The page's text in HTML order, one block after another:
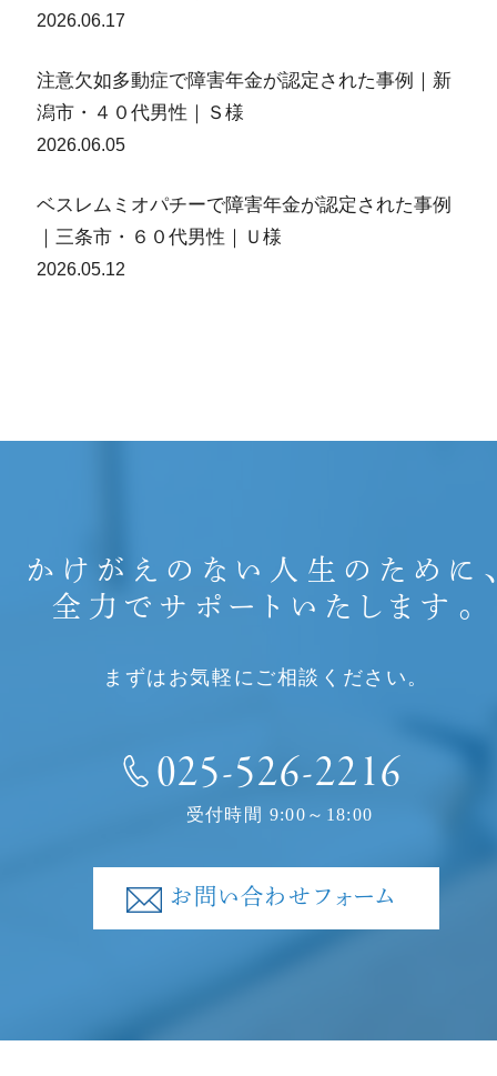
2026.06.17
注意欠如多動症で障害年金が認定された事例｜新
潟市・４０代男性｜Ｓ様
2026.06.05
ベスレムミオパチーで障害年金が認定された事例
｜三条市・６０代男性｜Ｕ様
2026.05.12
かけがえのない人生のために
全力でサポートいたします。
まずはお気軽にご相談ください。
025-526-2216
受付時間 9:00～18:00
お問い合わせフォーム